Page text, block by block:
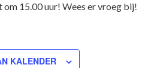
15.00 uur! Wees er vroeg bij!
KALENDER